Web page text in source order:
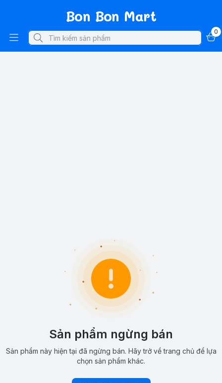
Bon Bon Mart
0
Sản phẩm ngừng bán
Sản phẩm này hiện tại đã ngừng bán. Hãy trở về trang chủ để lựa
chọn sản phẩm khác.